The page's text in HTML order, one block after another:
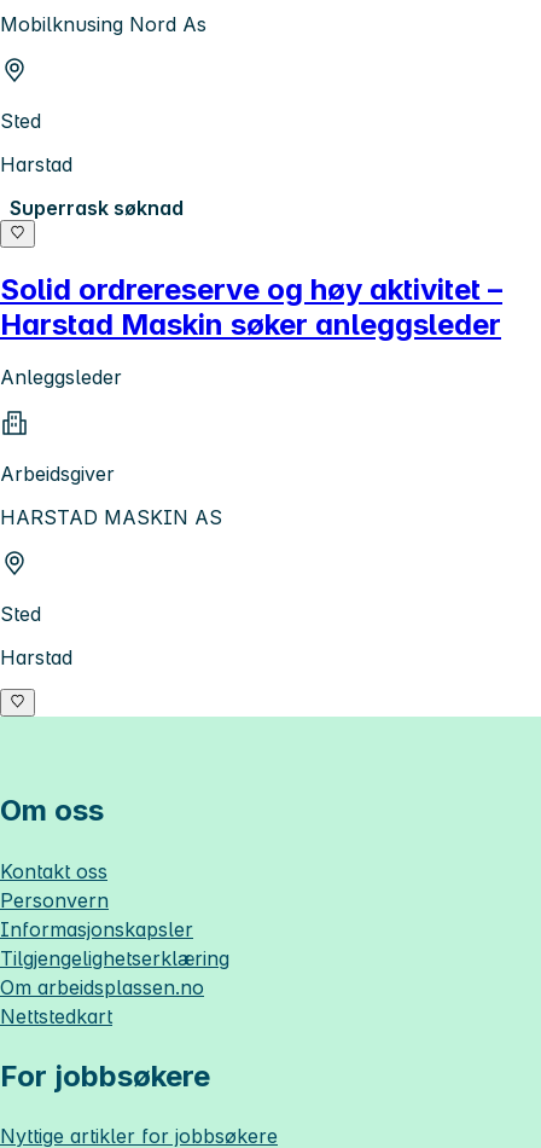
Mobilknusing Nord As
Sted
Harstad
Superrask søknad
Solid ordrereserve og høy aktivitet –
Harstad Maskin søker anleggsleder
Anleggsleder
Arbeidsgiver
HARSTAD MASKIN AS
Sted
Harstad
Om oss
Kontakt oss
Personvern
Informasjonskapsler
Tilgjengelighetserklæring
Om arbeidsplassen.no
Nettstedkart
For jobbsøkere
Nyttige artikler for jobbsøkere